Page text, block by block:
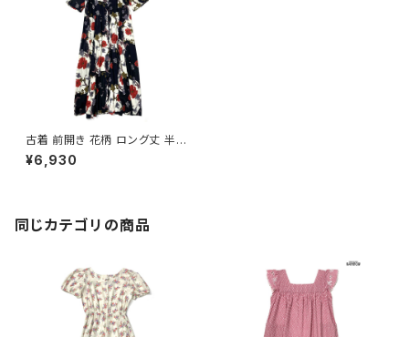
古着 前開き 花柄 ロング丈 半袖
ワンピース 紺 (otu2506086)
¥6,930
同じカテゴリの商品